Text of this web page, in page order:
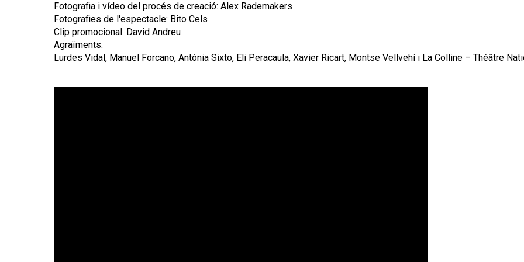
Fotografia i vídeo del procés de creació: Alex Rademakers
Fotografies de l'espectacle: Bito Cels
Clip promocional: David Andreu
Agraïments:
Lurdes Vidal, Manuel Forcano, Antònia Sixto, Eli Peracaula, Xavier Ricart, Montse Vellvehí i La Colline – Théâtre